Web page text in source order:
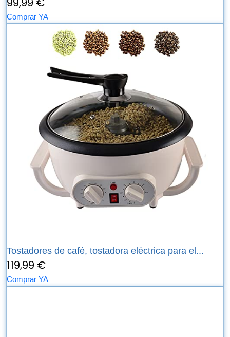
Comprar YA
Tostadores de café, tostadora eléctrica para el...
119,99 €
Comprar YA